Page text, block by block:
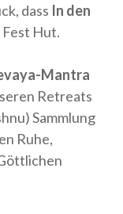
dass In den
Fest Hut.
Mantra
Retreats
Sammlung
Ruhe,